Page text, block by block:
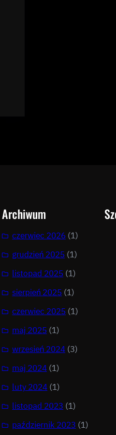
Archiwum
czerwiec 2026 (1)
grudzień 2025 (1)
listopad 2025 (1)
sierpień 2025 (1)
czerwiec 2025 (1)
maj 2025 (1)
wrzesień 2024 (3)
maj 2024 (1)
luty 2024 (1)
listopad 2023 (1)
październik 2023 (1)